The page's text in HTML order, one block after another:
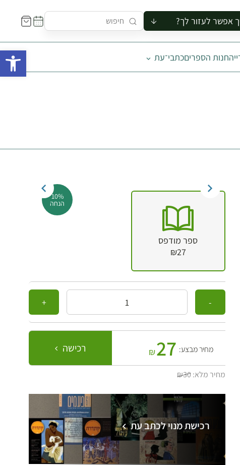
אפשר לעזור לך?
סיור לקבוצה
לסיור
לקורס
חנות הספריםכתבי־עת
10%
הנחה
ספר מודפס
₪27
כמות
מחיר מבצע: 27
₪ רכישה
מחיר מלא:₪30
רכישת מנוי לכתב עת